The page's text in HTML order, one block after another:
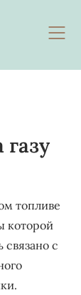
топливе
которой
с